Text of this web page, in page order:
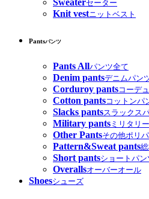
セーター
Knit vestニットベスト
Pantsパンツ
Pants Allパンツ全て
Denim pantsデニムパン
Corduroy pantsコーデ
Cotton pantsコットンパ
Slacks pantsスラックス
Military pants ミリタリ
Other Pantsその他ポリ
Pattern&Sweat pants
Short pantsショートパン
Overallsオーバーオール
Shoesシューズ